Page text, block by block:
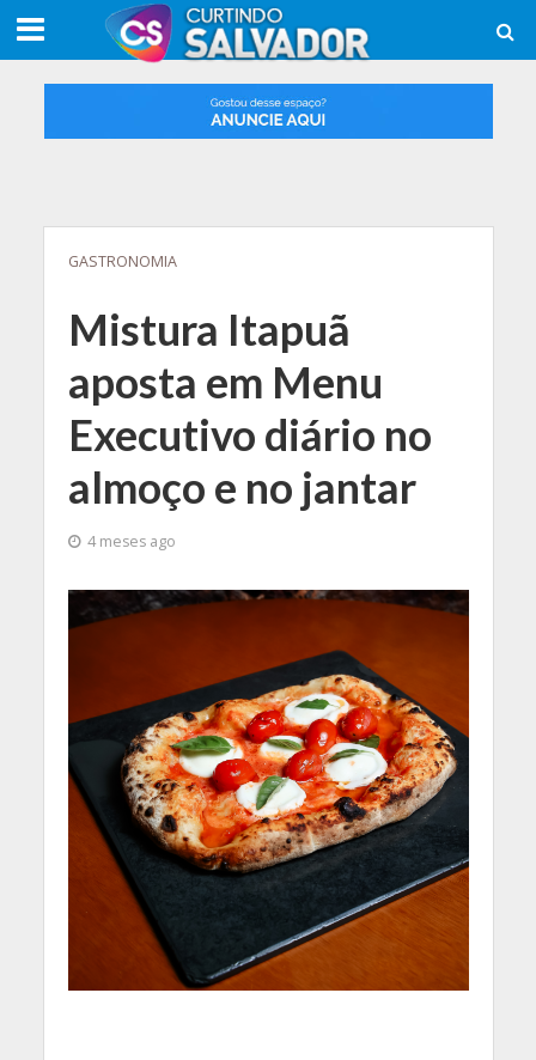
GASTRONOMIA
Mistura Itapuã
aposta em Menu
Executivo diário no
almoço e no jantar
4 meses ago